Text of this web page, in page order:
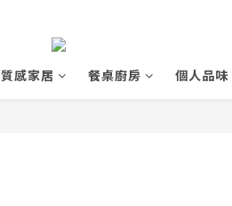
質感家居 餐桌廚房 個人品味